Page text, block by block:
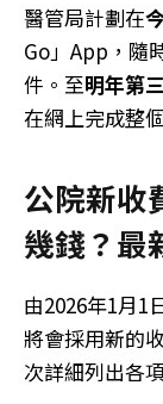
醫管局計劃在
Go」App，隨
件。至明年第
在網上完成整
公院新收
幾錢？最
由2026年1月1
將會採用新的
次詳細列出各